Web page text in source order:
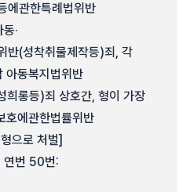
에관한특례법위반
·
반(성착취물제작등)죄, 각
아동복지법위반
희롱등)죄 상호간, 형이 가장
호에관한법률위반
으로 처벌]
연번 50번: